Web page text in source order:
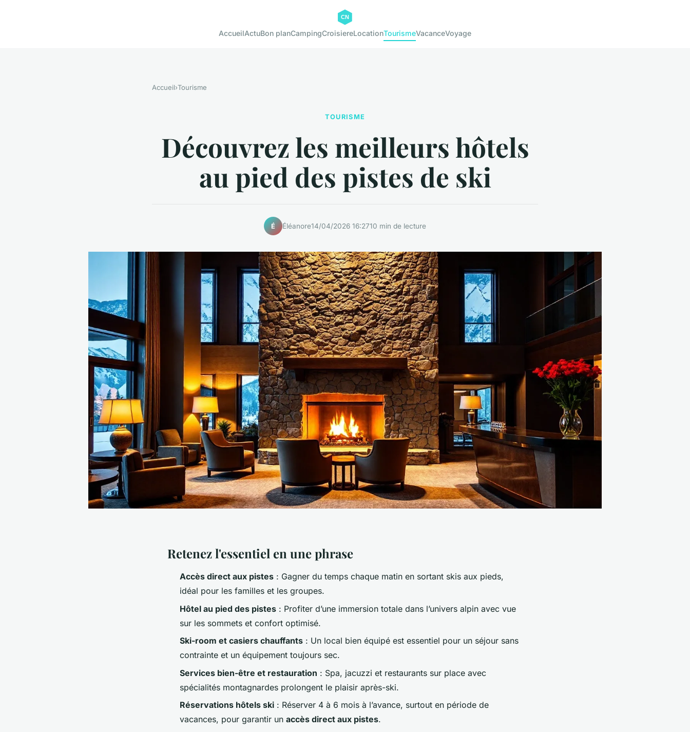
AccueilActuBon planCampingCroisiereLocationTourismeVacanceVoyage
Accueil›Tourisme
TOURISME
Découvrez les meilleurs hôtels
au pied des pistes de ski
É Éléanore14/04/2026 16:2710 min de lecture
Retenez l'essentiel en une phrase
Accès direct aux pistes : Gagner du temps chaque matin en sortant skis aux pieds,
idéal pour les familles et les groupes.
Hôtel au pied des pistes : Profiter d’une immersion totale dans l’univers alpin avec vue
sur les sommets et confort optimisé.
Ski-room et casiers chauffants : Un local bien équipé est essentiel pour un séjour sans
contrainte et un équipement toujours sec.
Services bien-être et restauration : Spa, jacuzzi et restaurants sur place avec
spécialités montagnardes prolongent le plaisir après-ski.
Réservations hôtels ski : Réserver 4 à 6 mois à l’avance, surtout en période de
vacances, pour garantir un accès direct aux pistes.